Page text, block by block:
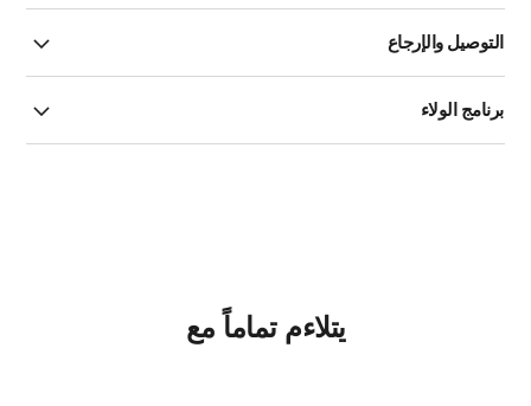
التوصيل والإرجاع
برنامج الولاء
يتلاءم تماماً مع